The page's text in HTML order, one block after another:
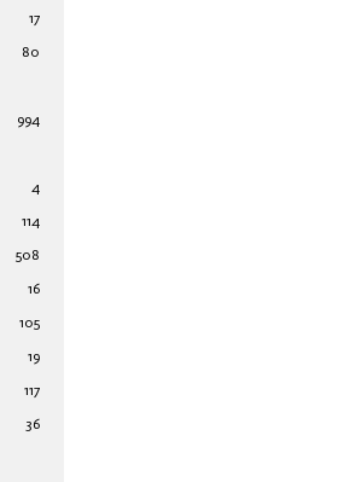
17
80
994
4
114
508
16
105
19
117
36